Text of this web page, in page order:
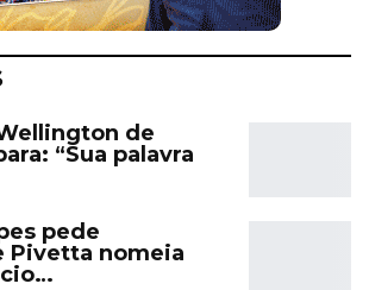
de
“Sua palavra
pede
Pivetta nomeia